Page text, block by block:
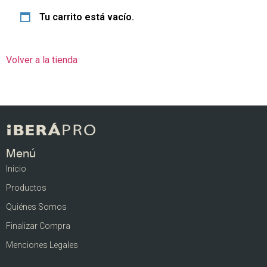
Tu carrito está vacío.
Volver a la tienda
Menú
Inicio
Productos
Quiénes Somos
Finalizar Compra
Menciones Legales